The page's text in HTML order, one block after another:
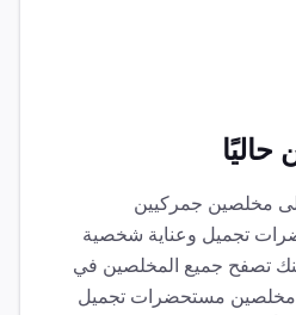
مخلصين جمركيين
تجميل وعناية شخصية
تصفح جميع المخلصين في
مخلصين مستحضرات تجميل